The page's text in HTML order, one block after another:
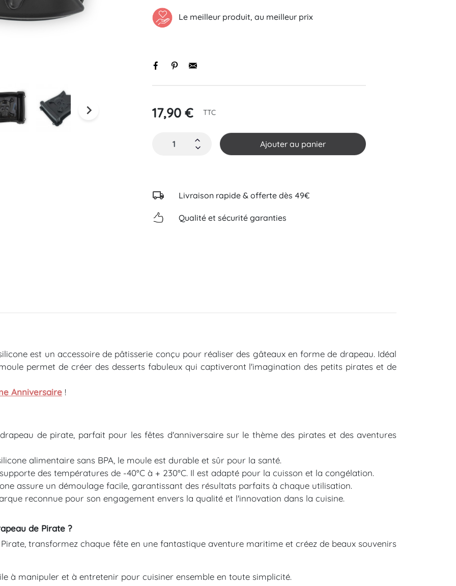

Le meilleur produit, au meilleur prix
17,90 € TTC
Ajouter au panier
Livraison rapide & offerte dès 49€
Qualité et sécurité garanties
est un accessoire de pâtisserie conçu pour réaliser des gâteaux en forme de drapeau. Idéal
permet de créer des desserts fabuleux qui captiveront l'imagination des petits pirates et de
Anniversaire !
de pirate, parfait pour les fêtes d'anniversaire sur le thème des pirates et des aventures
alimentaire sans BPA, le moule est durable et sûr pour la santé.
des températures de -40°C à + 230°C. Il est adapté pour la cuisson et la congélation.
assure un démoulage facile, garantissant des résultats parfaits à chaque utilisation.
reconnue pour son engagement envers la qualité et l'innovation dans la cuisine.
de Pirate ?
transformez chaque fête en une fantastique aventure maritime et créez de beaux souvenirs
à manipuler et à entretenir pour cuisiner ensemble en toute simplicité.